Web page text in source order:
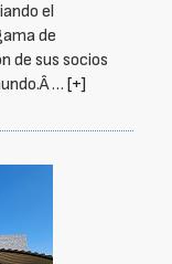
el
de
de sus socios
… [+]